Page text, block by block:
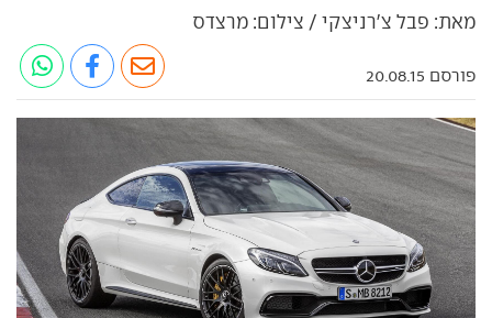
מאת: פבל צ'רניצקי / צילום: מרצדס
פורסם 20.08.15